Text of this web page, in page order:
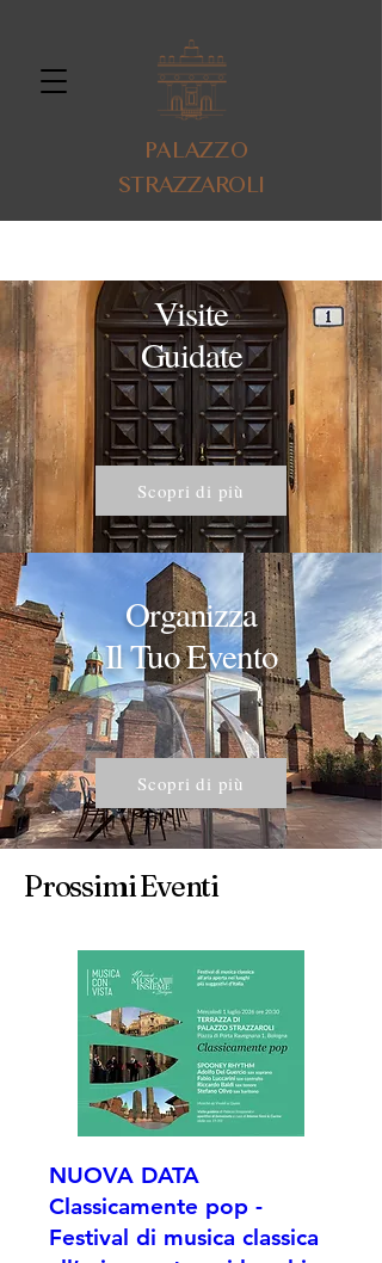
PALAZZO
STRAZZAROLI
Visite
Guidate
Scopri di più
Organizza
Il Tuo Evento
Scopri di più
Prossimi Eventi
NUOVA DATA
Classicamente pop -
Festival di musica classica